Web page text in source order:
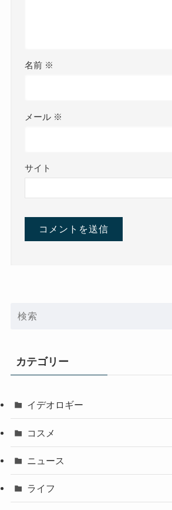
名前 ※
メール ※
サイト
カテゴリー
イデオロギー
コスメ
ニュース
ライフ